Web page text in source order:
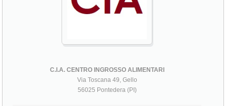
C.I.A. CENTRO INGROSSO ALIMENTARI
Via Toscana 49, Gello
56025 Pontedera (PI)